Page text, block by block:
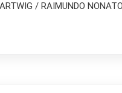
/ RAIMUNDO